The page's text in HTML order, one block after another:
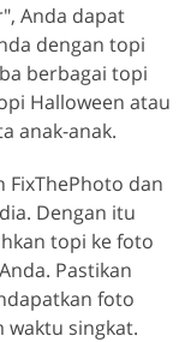
Anda dapat
dengan topi
berbagai topi
Halloween atau
anak-anak.
dan
Dengan itu
topi ke foto
Pastikan
foto
waktu singkat.